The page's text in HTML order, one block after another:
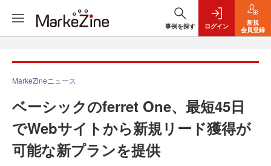
事例を探す ログイン
新規
会員登録
MarkeZineニュース
ベーシックのferret One、最短45日
でWebサイトから新規リード獲得が
可能な新プランを提供